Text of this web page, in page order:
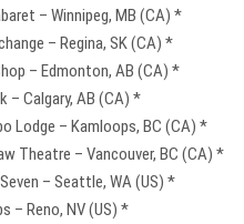
– Winnipeg, MB (CA) *
– Regina, SK (CA) *
– Edmonton, AB (CA) *
– Calgary, AB (CA) *
Lodge – Kamloops, BC (CA) *
Theatre – Vancouver, BC (CA) *
– Seattle, WA (US) *
– Reno, NV (US) *